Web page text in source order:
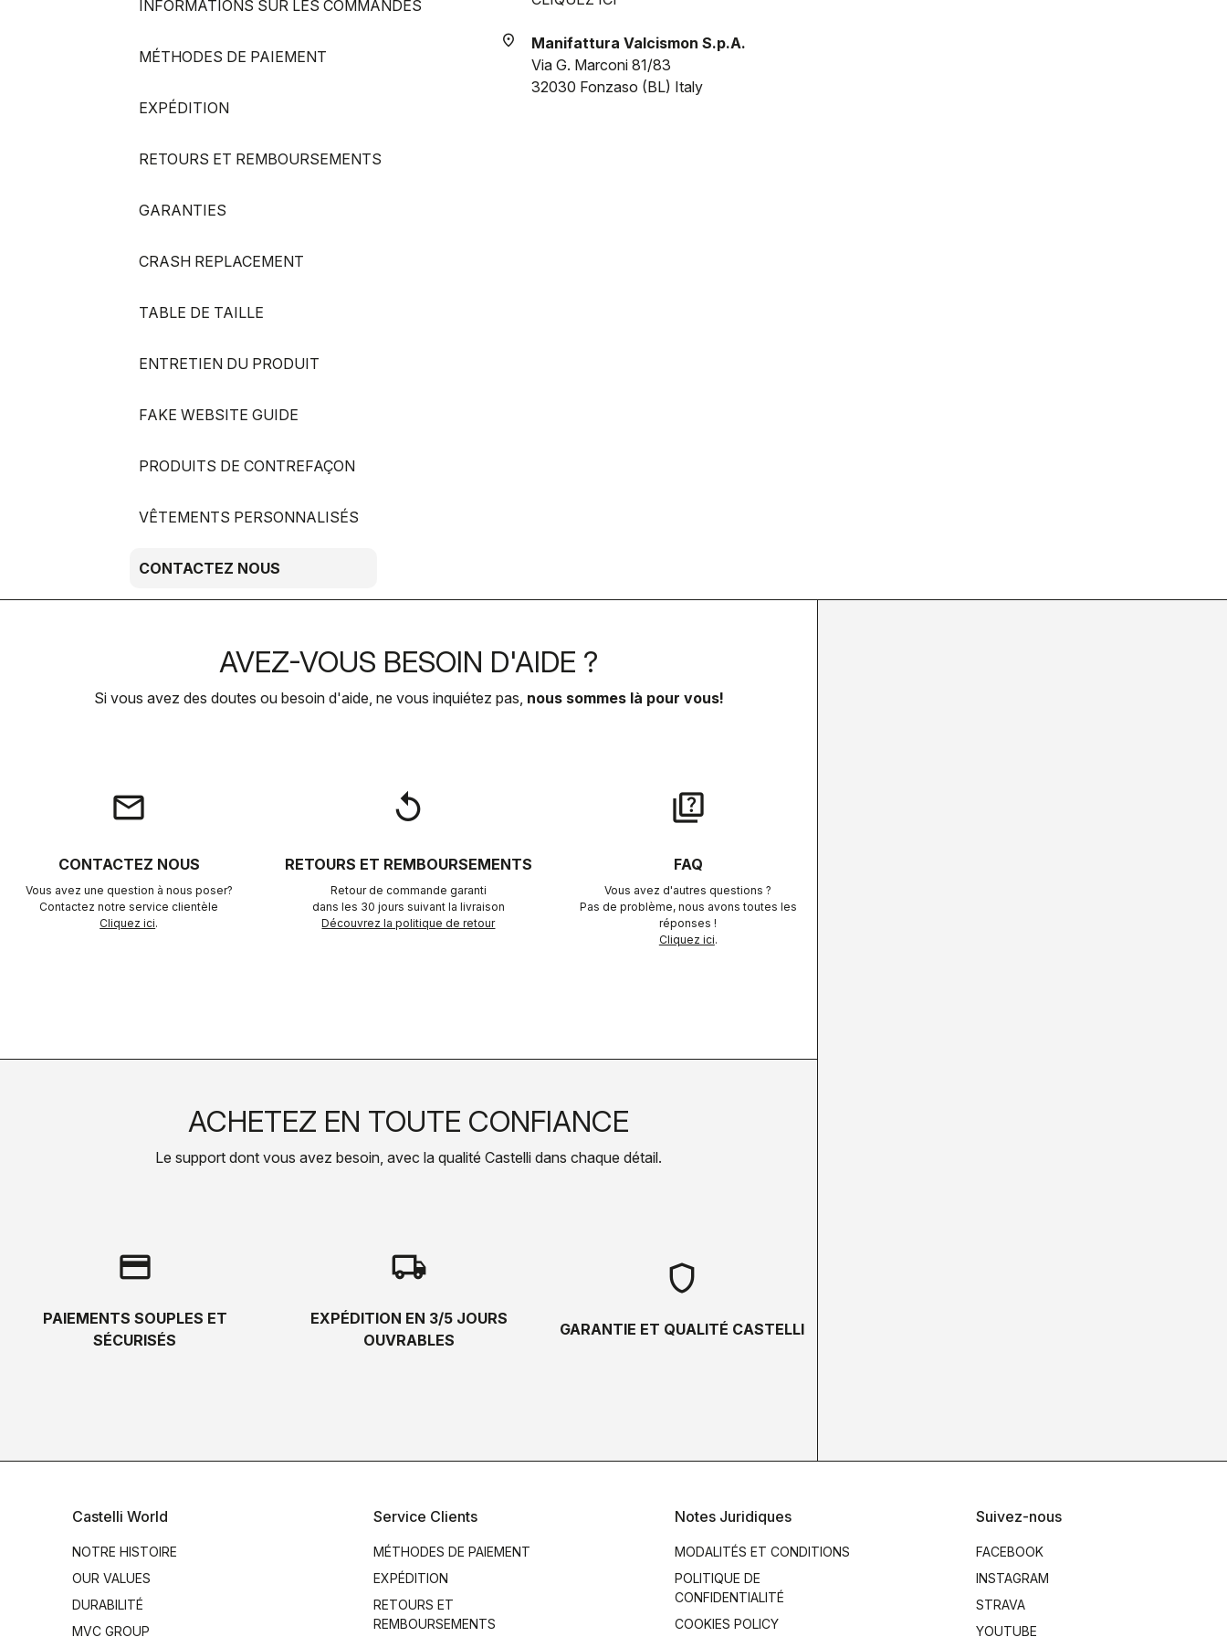
INFORMATIONS SUR LES COMMANDES
MÉTHODES DE PAIEMENT
EXPÉDITION
RETOURS ET REMBOURSEMENTS
GARANTIES
CRASH REPLACEMENT
TABLE DE TAILLE
ENTRETIEN DU PRODUIT
FAKE WEBSITE GUIDE
PRODUITS DE CONTREFAÇON
VÊTEMENTS PERSONNALISÉS
CONTACTEZ NOUS
place
Manifattura Valcismon S.p.A.
Via G. Marconi 81/83
32030 Fonzaso (BL) Italy
AVEZ-VOUS BESOIN D'AIDE ?
Si vous avez des doutes ou besoin d'aide, ne vous inquiétez pas, nous sommes là pour vous!
email
CONTACTEZ NOUS
Vous avez une question à nous poser?
Contactez notre service clientèle
Cliquez ici.
replay
RETOURS ET REMBOURSEMENTS
Retour de commande garanti
dans les 30 jours suivant la livraison
Découvrez la politique de retour
quiz
FAQ
Vous avez d'autres questions ?
Pas de problème, nous avons toutes les
réponses !
Cliquez ici.
ACHETEZ EN TOUTE CONFIANCE
Le support dont vous avez besoin, avec la qualité Castelli dans chaque détail.
credit_card
PAIEMENTS SOUPLES ET
SÉCURISÉS
local_shipping
EXPÉDITION EN 3/5 JOURS
OUVRABLES
shield
GARANTIE ET QUALITÉ CASTELLI
Castelli World
NOTRE HISTOIRE
OUR VALUES
DURABILITÉ
MVC GROUP
Service Clients
MÉTHODES DE PAIEMENT
EXPÉDITION
RETOURS ET
REMBOURSEMENTS
Notes Juridiques
MODALITÉS ET CONDITIONS
POLITIQUE DE
CONFIDENTIALITÉ
COOKIES POLICY
Suivez-nous
FACEBOOK
INSTAGRAM
STRAVA
YOUTUBE